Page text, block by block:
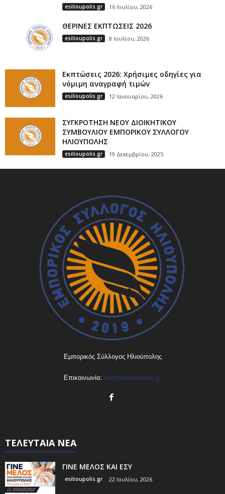
esilioupolis.gr 16 Ιουλίου, 2026
ΘΕΡΙΝΕΣ ΕΚΠΤΩΣΕΙΣ 2026
esilioupolis.gr 8 Ιουλίου, 2026
Εκπτώσεις 2026: Χρήσιμες οδηγίες για
νόμιμη αναγραφή τιμών
esilioupolis.gr 12 Ιανουαρίου, 2026
ΣΥΓΚΡΟΤΗΣΗ ΝΕΟΥ ΔΙΟΙΚΗΤΙΚΟΥ
ΣΥΜΒΟΥΛΙΟΥ ΕΜΠΟΡΙΚΟΥ ΣΥΛΛΟΓΟΥ
ΗΛΙΟΥΠΟΛΗΣ
esilioupolis.gr 19 Δεκεμβρίου, 2025
Εμπορικός Σύλλογος Ηλιούπολης
Επικοινωνία: info@esilioupolis.gr
ΤΕΛΕΥΤΑΙΑ ΝΕΑ
ΓΙΝΕ ΜΕΛΟΣ ΚΑΙ ΕΣΥ
esilioupolis.gr 22 Ιουλίου, 2026